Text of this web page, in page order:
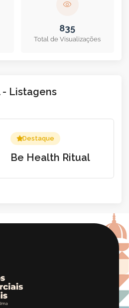
- Listagens
Destaque
Be Health Ritual